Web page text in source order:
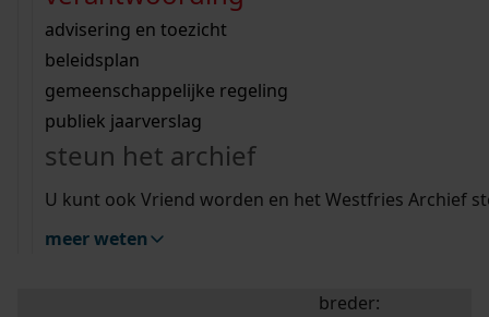
bouwvergunningen
omgevingsvergunningen
vergunningen
beeld en geluid
uitleg nodig?
Wij helpen u op weg met een aantal zoektips.
bekijk alle zoektips
Wij helpen u op weg met een aantal zoektips.
bekijk alle zoektips
bekijk ons geschiedenislokaal
advisering en toezicht
beleidsplan
gemeenschappelijke regeling
publiek jaarverslag
steun het archief
U kunt ook Vriend worden en het Westfries Archief
meer weten
zoektips
Mijn Studiezaal (inloggen)
uw zoekopdracht te
breder: